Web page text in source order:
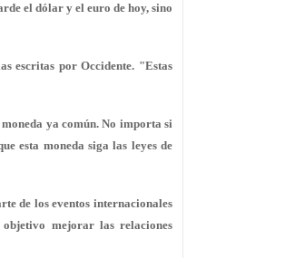
el dólar y el euro de hoy, sino
escritas por Occidente. "Estas
ya común. No importa si
esta moneda siga las leyes de
de los eventos internacionales
mejorar las relaciones